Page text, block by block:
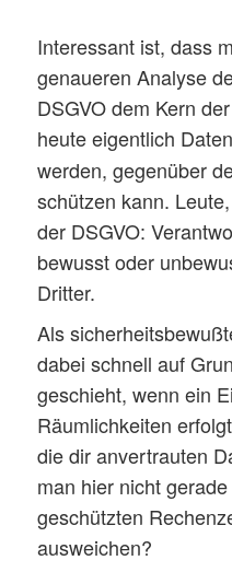
Interessant ist, dass
genaueren Analyse
DSGVO dem Kern
heute eigentlich
werden, gegenüber
schützen kann.
der DSGVO:
bewusst oder
Dritter.
Als
dabei schnell auf
geschieht, wenn ein
Räumlichkeiten
die dir anvertrauten
man hier nicht
geschützten
ausweichen?